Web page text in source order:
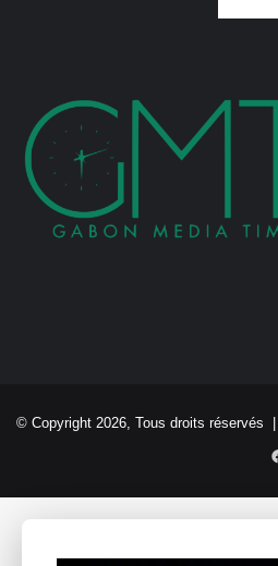
© Copyright 2026, Tous droits réservés |